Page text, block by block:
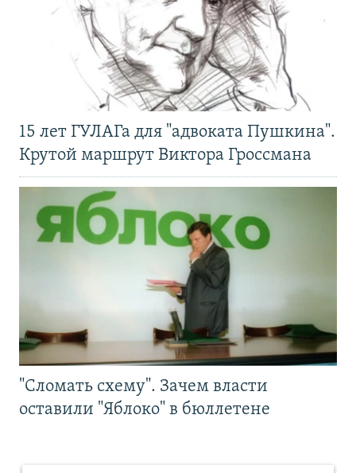
15 лет ГУЛАГа для "адвоката Пушкина".
Крутой маршрут Виктора Гроссмана
"Сломать схему". Зачем власти
оставили "Яблоко" в бюллетене